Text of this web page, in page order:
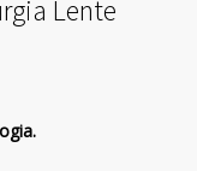
Lente